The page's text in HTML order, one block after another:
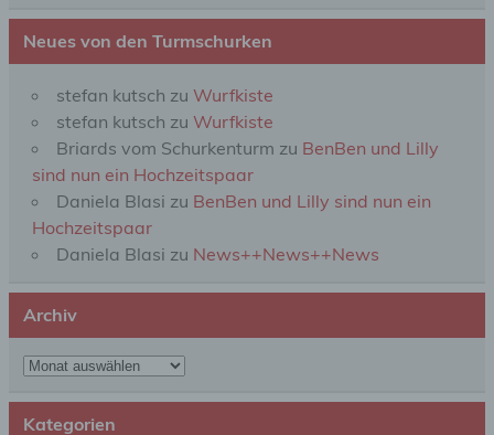
Neues von den Turmschurken
stefan kutsch zu Wurfkiste
stefan kutsch zu Wurfkiste
Briards vom Schurkenturm zu BenBen und Lilly
sind nun ein Hochzeitspaar
Daniela Blasi zu BenBen und Lilly sind nun ein
Hochzeitspaar
Daniela Blasi zu News++News++News
Archiv
Archiv
Kategorien
personenbezogener Daten in einer Weise, auf
welche die personenbezogenen Daten ohne
Hinzuziehung zusätzlicher Informationen nicht
mehr einer spezifischen betroffenen Person
zugeordnet werden können, sofern diese
zusätzlichen Informationen gesondert aufbewahrt
werden und technischen und organisatorischen
die personenbezogenen Daten nicht einer
identifizierten oder identifizierbaren natürlichen
g) Verantwortlicher oder für die Verarbeitung
Verantwortlicher